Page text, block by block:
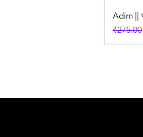
Adim ||
₹275.00